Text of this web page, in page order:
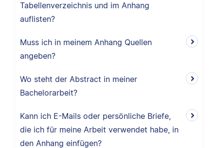
Tabellenverzeichnis und im Anhang
auflisten?
Muss ich in meinem Anhang Quellen
angeben?
Wo steht der Abstract in meiner
Bachelorarbeit?
Kann ich E-Mails oder persönliche Briefe,
die ich für meine Arbeit verwendet habe, in
den Anhang einfügen?